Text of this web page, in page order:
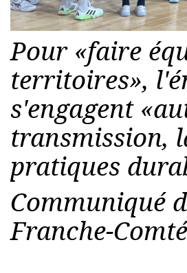
Pour «faire
territoires»,
s'engagent
transmission,
pratiques
Communiqué
Franche-